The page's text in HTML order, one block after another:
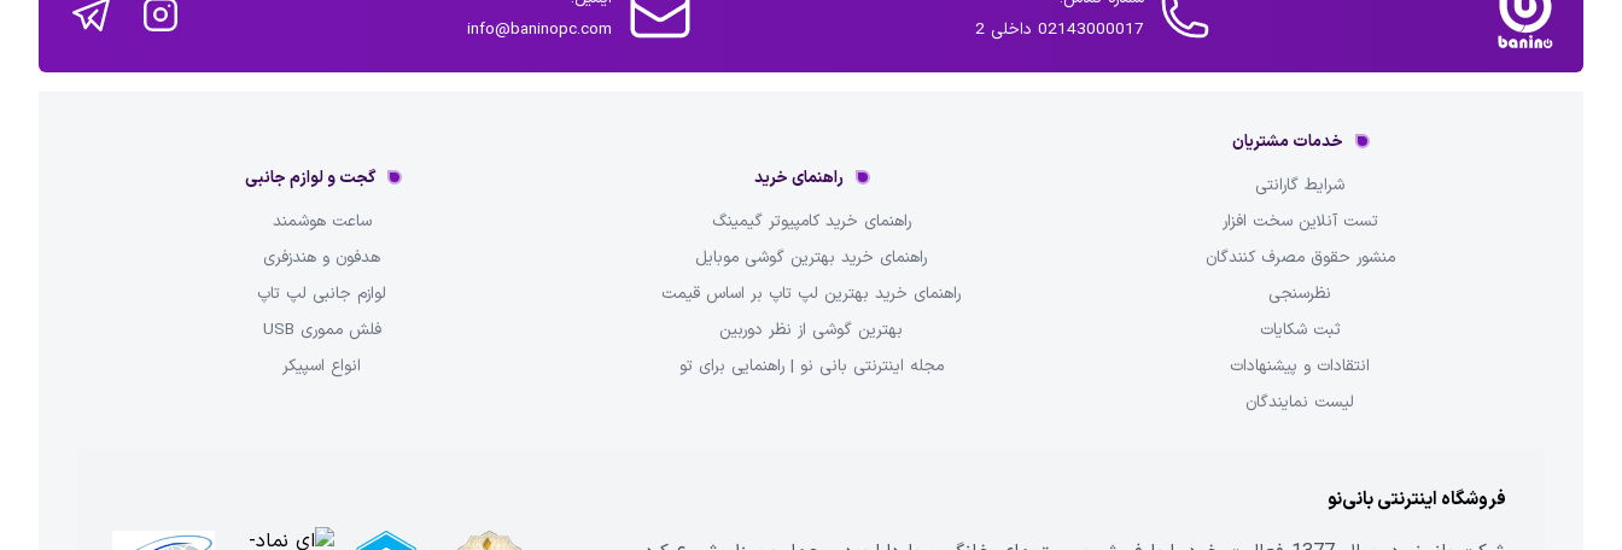
02143000017 داخلی 2
info@baninopc.com
خدمات مشتریان
شرایط گارانتی
تست آنلاین سخت افزار
منشور حقوق مصرف کنندگان
نظرسنجی
ثبت شکایات
انتقادات و پیشنهادات
لیست نمایندگان
راهنمای خرید
راهنمای خرید کامپیوتر گیمینگ
راهنمای خرید بهترین گوشی موبایل
راهنمای خرید بهترین لپ تاپ بر اساس قیمت
بهترین گوشی از نظر دوربین
مجله اینترنتی بانی نو | راهنمایی برای تو
گجت و لوازم جانبی
ساعت هوشمند
هدفون و هندزفری
لوازم جانبی لپ تاپ
فلش مموری USB
انواع اسپیکر
فروشگاه اینترنتی بانی‌نو